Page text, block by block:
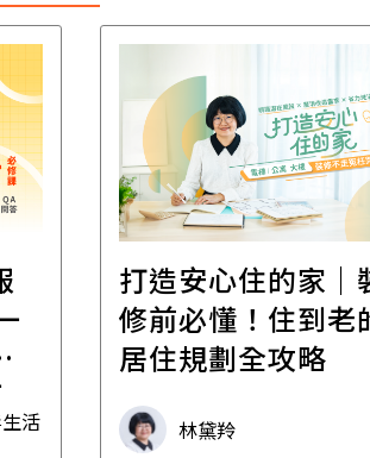
活
打造安心住的家｜
修前必懂！住到老
居住規劃全攻略
林黛羚